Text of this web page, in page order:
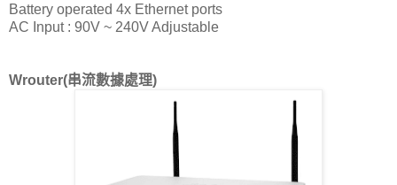
Battery operated 4x Ethernet ports
AC Input : 90V ~ 240V Adjustable
Wrouter(串流數據處理)